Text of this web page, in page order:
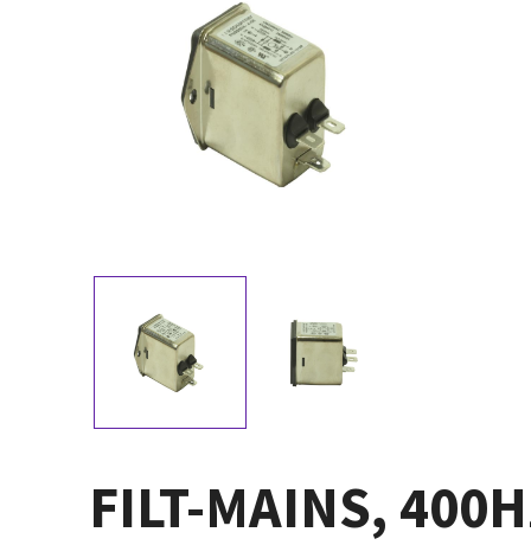
FILT-MAINS,